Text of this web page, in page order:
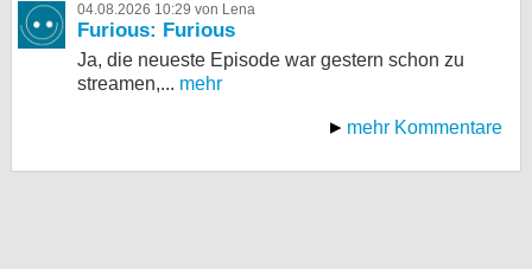
04.08.2026 10:29 von Lena
Furious: Furious
Ja, die neueste Episode war gestern schon zu
streamen,... mehr
mehr Kommentare